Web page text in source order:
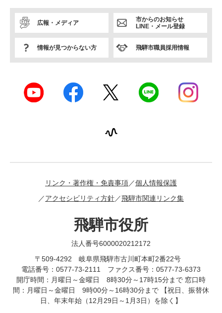
広報・メディア
市からのお知らせ
LINE・メール登録
情報が見つからない方 飛騨市職員採用情報
リンク・著作権・免責事項
個人情報保護
アクセシビリティ方針
飛騨市関連リンク集
飛騨市役所
法人番号6000020212172
〒509-4292 岐阜県飛騨市古川町本町2番22号
電話番号：0577-73-2111 ファクス番号：0577-73-6373
開庁時間：月曜日～金曜日 8時30分～17時15分まで 窓口時
間：月曜日～金曜日 9時00分～16時30分まで 【祝日、振替休
日、年末年始（12月29日～1月3日）を除く】